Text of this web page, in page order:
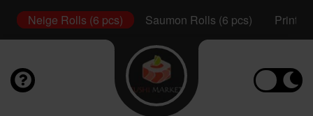
Neige Rolls (6 pcs) Saumon Rolls (6 pcs)